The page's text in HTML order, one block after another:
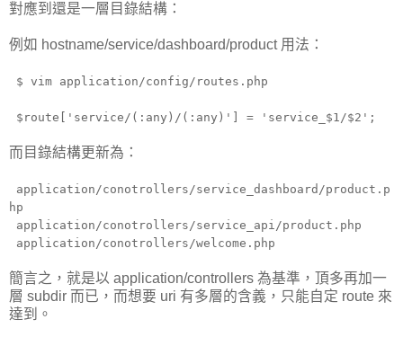
對應到還是一層目錄結構：
例如 hostname/service/dashboard/product 用法：
$ vim application/config/routes.php
$route['service/(:any)/(:any)'] = 'service_$1/$2';
而目錄結構更新為：
application/conotrollers/service_dashboard/product.p
hp
application/conotrollers/service_api/product.php
application/conotrollers/welcome.php
簡言之，就是以 application/controllers 為基準，頂多再加一
層 subdir 而已，而想要 uri 有多層的含義，只能自定 route 來
達到。